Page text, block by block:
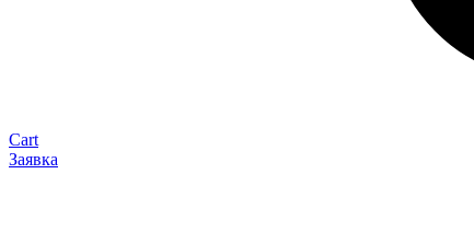
Cart
Заявка